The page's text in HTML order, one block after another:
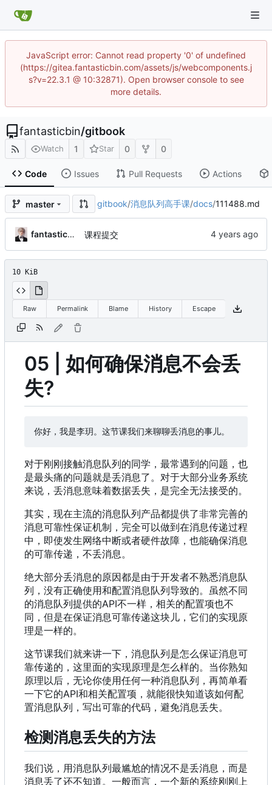
JavaScript error: Cannot read property '0' of undefined
(https://gitea.fantasticbin.com/assets/js/webcomponents.j
s?v=22.3.1 @ 10:32871). Open browser console to see
more details.
fantasticbin/gitbook
Watch 1 Star 0 0
Code Issues Pull Requests Actions
master gitbook/消息队列高手课/docs/111488.md
fantasticbin 课程提交
10 KiB
Raw Permalink Blame History Escape
05 | 如何确保消息不会丢
失?
对于刚刚接触消息队列的同学，最常遇到的问题，也
是最头痛的问题就是丢消息了。对于大部分业务系统
来说，丢消息意味着数据丢失，是完全无法接受的。
其实，现在主流的消息队列产品都提供了非常完善的
消息可靠性保证机制，完全可以做到在消息传递过程
中，即使发生网络中断或者硬件故障，也能确保消息
的可靠传递，不丢消息。
绝大部分丢消息的原因都是由于开发者不熟悉消息队
列 ， 没有正确使用和配置消息队列导致的。虽然不同
的消息队列提供的API不一样 ， 相关的配置项也不
同 ， 但是在保证消息可靠传递这块儿 ， 它们的实现原
理是一样的。
这节课我们就来讲一下 ， 消息队列是怎么保证消息可
靠传递的 ， 这里面的实现原理是怎么样的。当你熟知
原理以后 ， 无论你使用任何一种消息队列 ， 再简单看
一下它的API和相关配置项 ， 就能很快知道该如何配
置消息队列 ， 写出可靠的代码 ， 避免消息丢失。
检测消息丢失的方法
我们说，用消息队列最尴尬的情况不是丢消息，而是
消息丢了还不知道。一般而言，一个新的系统刚刚上